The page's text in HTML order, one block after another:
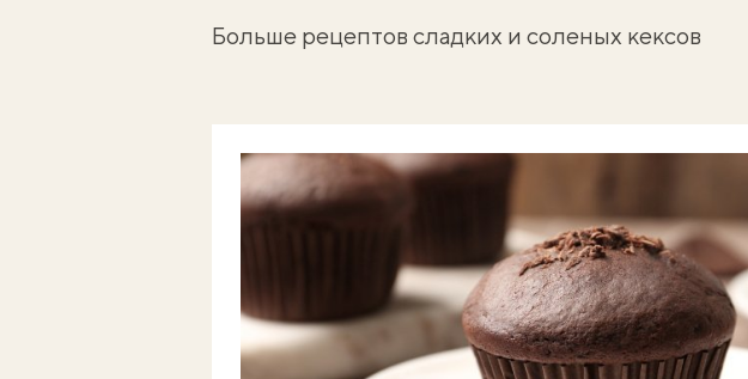
Больше рецептов сладких и соленых кексов